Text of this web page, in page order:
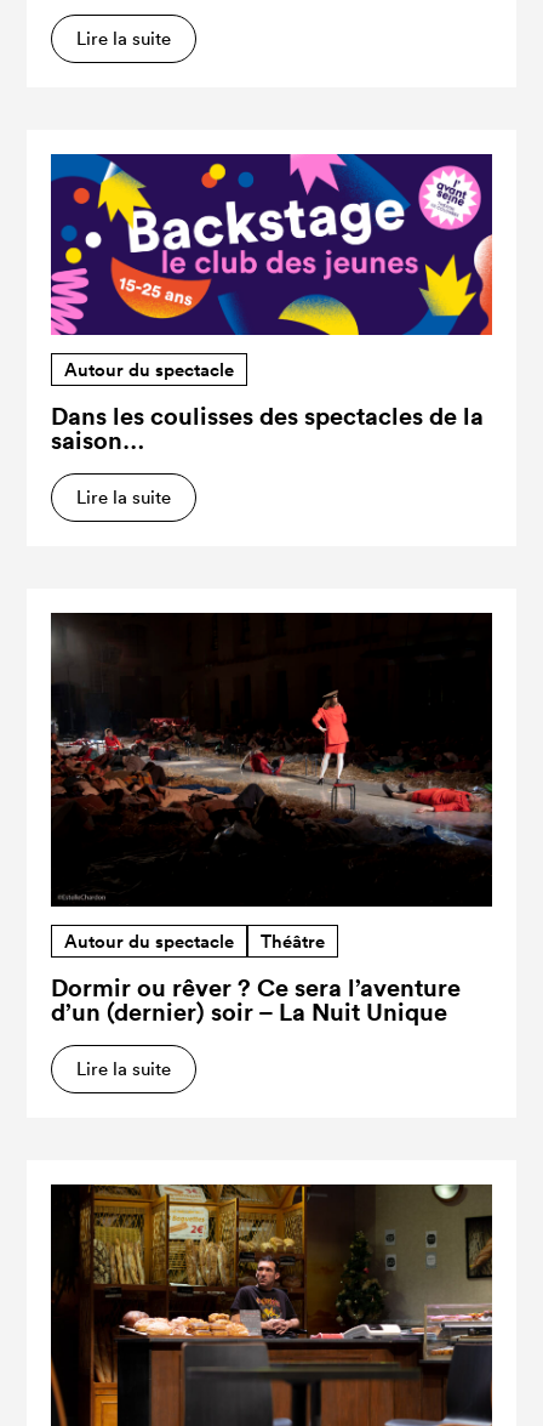
Lire la suite
Autour du spectacle
Dans les coulisses des spectacles de la
saison…
Lire la suite
Autour du spectacle Théâtre
Dormir ou rêver ? Ce sera l’aventure
d’un (dernier) soir – La Nuit Unique
Lire la suite